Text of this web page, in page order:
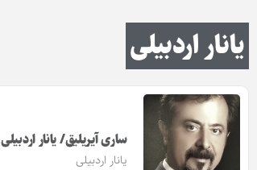
یانار اردبیلی
ساری آیریلیق/ یانار اردبیلی
یانار اردبیلی